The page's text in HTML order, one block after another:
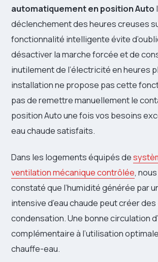
automatiquement en position Auto
déclenchement des heures creuses
fonctionnalité intelligente évite
désactiver la marche forcée et de
inutilement de l’électricité en heures
installation ne propose pas cette
pas de remettre manuellement le
position Auto une fois vos besoins
eau chaude satisfaits.
Dans les logements équipés de
ventilation mécanique contrôlée,
constaté que l’humidité générée par
intensive d’eau chaude peut créer
condensation. Une bonne circulation
complémentaire à l’utilisation
chauffe-eau.